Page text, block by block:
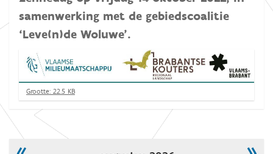
samenwerking met de gebiedscoalitie
‘Leve(n)de Woluwe’.
K
l
Grootte: 22.5 KB